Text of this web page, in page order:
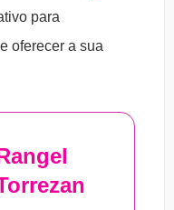
para
oferecer a sua